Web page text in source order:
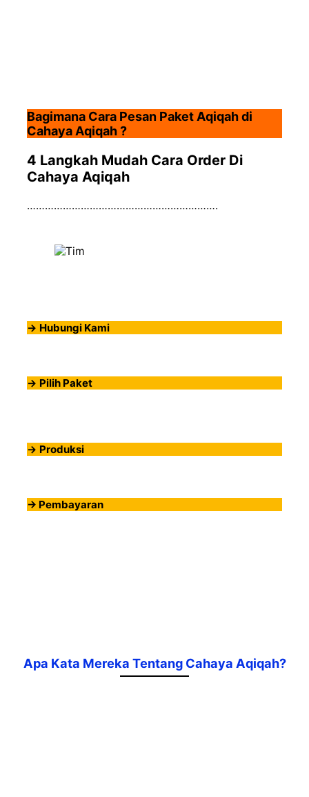
Bagimana Cara Pesan Paket Aqiqah di
Cahaya Aqiqah ?
4 Langkah Mudah Cara Order Di
Cahaya Aqiqah
……………………………………………………….
-> Hubungi Kami
-> Pilih Paket
-> Produksi
-> Pembayaran
Apa Kata Mereka Tentang Cahaya Aqiqah?